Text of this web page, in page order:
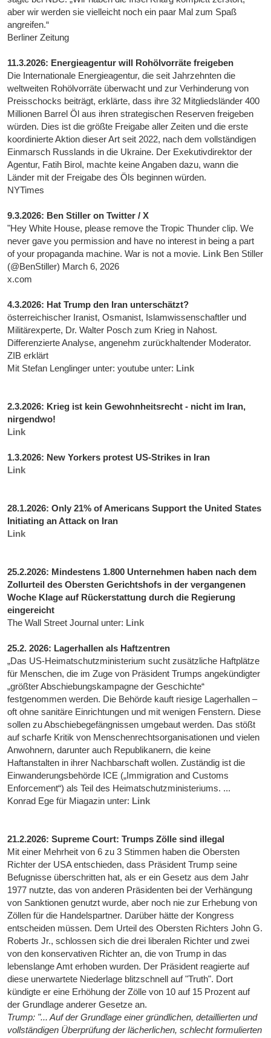
aber wir werden sie vielleicht noch ein paar Mal zum Spaß
angreifen.“
Berliner Zeitung
11.3.2026: Energieagentur will Rohölvorräte freigeben
Die Internationale Energieagentur, die seit Jahrzehnten die
weltweiten Rohölvorräte überwacht und zur Verhinderung von
Preisschocks beiträgt, erklärte, dass ihre 32 Mitgliedsländer 400
Millionen Barrel Öl aus ihren strategischen Reserven freigeben
würden. Dies ist die größte Freigabe aller Zeiten und die erste
koordinierte Aktion dieser Art seit 2022, nach dem vollständigen
Einmarsch Russlands in die Ukraine. Der Exekutivdirektor der
Agentur, Fatih Birol, machte keine Angaben dazu, wann die
Länder mit der Freigabe des Öls beginnen würden.
NYTimes
9.3.2026: Ben Stiller on Twitter / X
"Hey White House, please remove the Tropic Thunder clip. We
never gave you permission and have no interest in being a part
of your propaganda machine. War is not a movie. Link Ben Stiller
(@BenStiller) March 6, 2026
x.com
4.3.2026: Hat Trump den Iran unterschätzt?
österreichischer Iranist, Osmanist, Islamwissenschaftler und
Militärexperte, Dr. Walter Posch zum Krieg in Nahost.
Differenzierte Analyse, angenehm zurückhaltender Moderator.
ZIB erklärt
Mit Stefan Lenglinger unter: youtube unter: Link
2.3.2026: Krieg ist kein Gewohnheitsrecht - nicht im Iran,
nirgendwo!
Link
1.3.2026: New Yorkers protest US-Strikes in Iran
Link
28.1.2026: Only 21% of Americans Support the United States
Initiating an Attack on Iran
Link
25.2.2026: Mindestens 1.800 Unternehmen haben nach dem
Zollurteil des Obersten Gerichtshofs in der vergangenen
Woche Klage auf Rückerstattung durch die Regierung
eingereicht
The Wall Street Journal unter: Link
25.2. 2026: Lagerhallen als Haftzentren
„Das US-Heimatschutzministerium sucht zusätzliche Haftplätze
für Menschen, die im Zuge von Präsident Trumps angekündigter
„größter Abschiebungskampagne der Geschichte“
festgenommen werden. Die Behörde kauft riesige Lagerhallen –
oft ohne sanitäre Einrichtungen und mit wenigen Fenstern. Diese
sollen zu Abschiebegefängnissen umgebaut werden. Das stößt
auf scharfe Kritik von Menschenrechtsorganisationen und vielen
Anwohnern, darunter auch Republikanern, die keine
Haftanstalten in ihrer Nachbarschaft wollen. Zuständig ist die
Einwanderungsbehörde ICE („Immigration and Customs
Enforcement“) als Teil des Heimatschutzministeriums. ...
Konrad Ege für Miagazin unter: Link
21.2.2026: Supreme Court: Trumps Zölle sind illegal
Mit einer Mehrheit von 6 zu 3 Stimmen haben die Obersten
Richter der USA entschieden, dass Präsident Trump seine
Befugnisse überschritten hat, als er ein Gesetz aus dem Jahr
1977 nutzte, das von anderen Präsidenten bei der Verhängung
von Sanktionen genutzt wurde, aber noch nie zur Erhebung von
Zöllen für die Handelspartner. Darüber hätte der Kongress
entscheiden müssen. Dem Urteil des Obersten Richters John G.
Roberts Jr., schlossen sich die drei liberalen Richter und zwei
von den konservativen Richter an, die von Trump in das
lebenslange Amt erhoben wurden. Der Präsident reagierte auf
diese unerwartete Niederlage blitzschnell auf "Truth". Dort
kündigte er eine Erhöhung der Zölle von 10 auf 15 Prozent auf
der Grundlage anderer Gesetze an.
Trump: "... Auf der Grundlage einer gründlichen, detaillierten und
vollständigen Überprüfung der lächerlichen, schlecht formulierten